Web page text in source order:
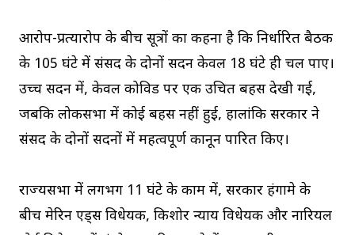
आरोप-प्रत्यारोप के बीच सूत्रों का कहना है कि निर्धारित बैठक
के 105 घंटे में संसद के दोनों सदन केवल 18 घंटे ही चल पाए।
उच्च सदन में, केवल कोविड पर एक उचित बहस देखी गई,
जबकि लोकसभा में कोई बहस नहीं हुई, हालांकि सरकार ने
संसद के दोनों सदनों में महत्वपूर्ण कानून पारित किए।
राज्यसभा में लगभग 11 घंटे के काम में, सरकार हंगामे के
बीच मेरिन एड्स विधेयक, किशोर न्याय विधेयक और नारियल